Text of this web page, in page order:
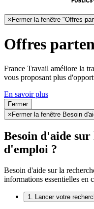
× Fermer la fenêtre "Offres
Offres
France Travail améliore la
vous proposant plus
En savoir plus
Fermer
× Fermer la fenêtre Besoin
Besoin d'aide
d'emploi ?
Besoin d'aide sur la
informations essentielles en
1. Lancer votre